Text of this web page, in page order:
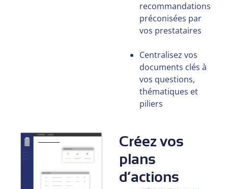
recommandations
préconisées par
vos prestataires
Centralisez vos
documents clés à
vos questions,
thématiques et
piliers
Créez vos
plans
d’actions